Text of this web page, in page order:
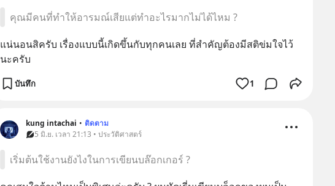
คุณมีคนที่ทำให้อารมณ์เสียแต่ทำอะไรมากไม่ได้ไหม ?
แน่นอนสิครับ เรื่องแบบนี้เกิดขึ้นกับทุกคนเลย ที่สำคัญต้องมีสติข่มใจไว้
นะครับ
บันทึก 1
kung intachai • ติดตาม
5 มิ.ย. เวลา 21:13 • ประวัติศาสตร์
เริ่มต้นใช้งานยังไงในการเขียนบล๊อกเกอร์ ?